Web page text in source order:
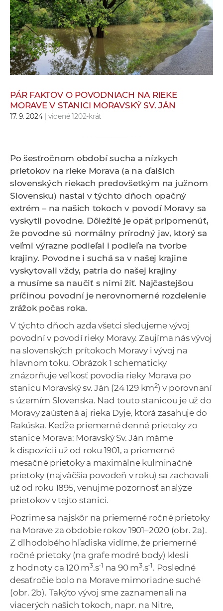
e
v
p
r
a
c
h
a
p
r
a
c
o
n
í
c
h
S
V
PÁR FAKTOV O POVODNIACH NA RIEKE
MORAVE V STANICI MORAVSKÝ SV. JÁN
17. 9. 2024| videné 1202-krát
Po šesťročnom období sucha a nízkych
prietokov na rieke Morava (a na ďalších
slovenských riekach predovšetkým na južnom
Slovensku) nastal v týchto dňoch opačný
extrém – na našich tokoch v povodí Moravy sa
vyskytli povodne. Dôležité je opäť pripomenúť,
že povodne sú normálny prírodný jav, ktorý sa
veľmi výrazne podieľal i podieľa na tvorbe
krajiny. Povodne i suchá sa v našej krajine
vyskytovali vždy, patria do našej krajiny
a musíme sa naučiť s nimi žiť. Najčastejšou
príčinou povodní je nerovnomerné rozdelenie
zrážok počas roka.
V týchto dňoch azda všetci sledujeme vývoj
povodní v povodí rieky Moravy. Zaujíma nás vývoj
na slovenských prítokoch Moravy i vývoj na
hlavnom toku. Obrázok 1 schematicky
znázorňuje veľkosť povodia rieky Morava po
stanicu Moravský sv. Ján (24 129 km2) v porovnaní
s územím Slovenska. Nad touto stanicou je už do
Moravy zaústená aj rieka Dyje, ktorá zasahuje do
Rakúska. Keďže priemerné denné prietoky zo
stanice Morava: Moravský Sv. Ján máme
k dispozícii už od roku 1901, a priemerné
mesačné prietoky a maximálne kulminačné
prietoky (najväčšia povodeň v roku) sa zachovali
už od roku 1895, venujme pozornosť analýze
prietokov v tejto stanici.
Pozrime sa najskôr na priemerné ročné prietoky
na Morave za obdobie rokov 1901–2020 (obr. 2a).
Z dlhodobého hľadiska vidíme, že priemerné
ročné prietoky (na grafe modré body) klesli
z hodnoty ca 120 m3.s-1 na 90 m3.s-1. Posledné
desaťročie bolo na Morave mimoriadne suché
(obr. 2b). Takýto vývoj sme zaznamenali na
viacerých našich tokoch, napr. na Nitre,